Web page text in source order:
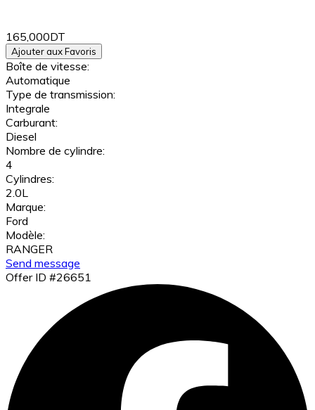
165,000DT
Ajouter aux Favoris
Boîte de vitesse:
Automatique
Type de transmission:
Integrale
Carburant:
Diesel
Nombre de cylindre:
4
Cylindres:
2.0L
Marque:
Ford
Modèle:
RANGER
Send message
Offer ID #26651